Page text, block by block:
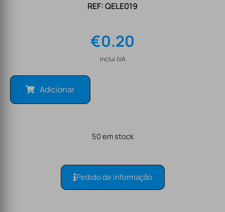
REF: QELE019
€0.20
Inclui IVA
Adicionar
50 em stock
Pedido de informação